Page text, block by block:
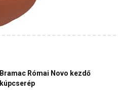
Bramac Római Novo kezdő
kúpcserép